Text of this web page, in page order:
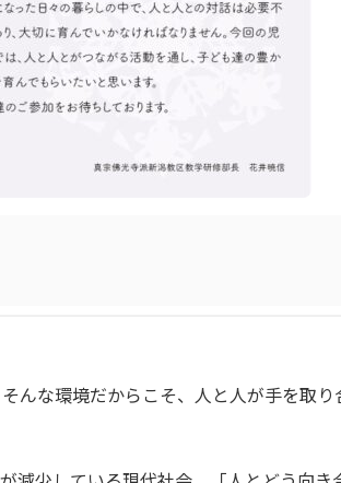
んな環境だからこそ、人と人が手を取り